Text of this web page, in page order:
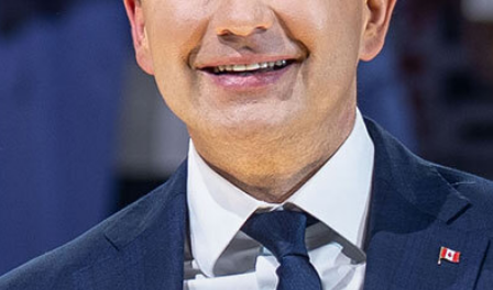
BÉNÉVOLE
ADHÉREZ
BOUTIQUE